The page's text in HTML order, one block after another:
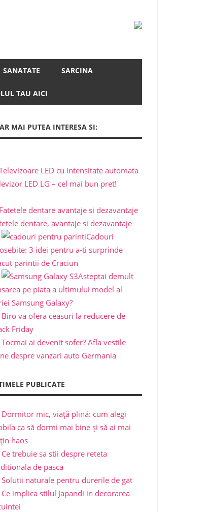
SANATATE SARCINA
TAU AICI
MAI PUTEA INTERESA SI:
LED LG – cel mai bun pret!
dentare, avantaje si dezavantaje
Cadouri
3 idei pentru a-ti surprinde
parintii de Craciun
Asteptai demult
pe piata a ultimului model al
Samsung Galaxy?
Biro va ofera ceasuri la reducere de
Friday
Tocmai ai devenit sofer? Afla vestile
despre vanzari auto Germania
PUBLICATE
Dormitor mic, viață plină: cum alegi
ca să dormi mai bine și să ai mai
haos
Ce trebuie sa stii despre reteta
de pasca
Solutii naturale pentru durerile de gat
Ce implica stilul Japandi in decorarea